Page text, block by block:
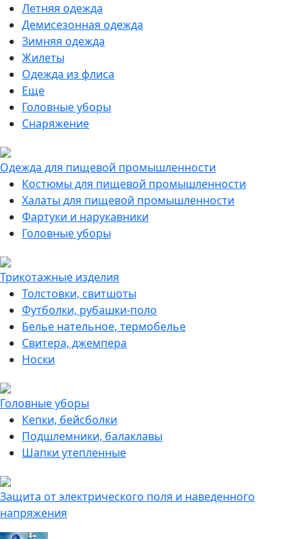
Летняя одежда
Демисезонная одежда
Зимняя одежда
Жилеты
Одежда из флиса
Еще
Головные уборы
Снаряжение
Одежда для пищевой промышленности
Костюмы для пищевой промышленности
Халаты для пищевой промышленности
Фартуки и нарукавники
Головные уборы
Трикотажные изделия
Толстовки, свитшоты
Футболки, рубашки-поло
Белье нательное, термобелье
Свитера, джемпера
Носки
Головные уборы
Кепки, бейсболки
Подшлемники, балаклавы
Шапки утепленные
Защита от электрического поля и наведенного
напряжения